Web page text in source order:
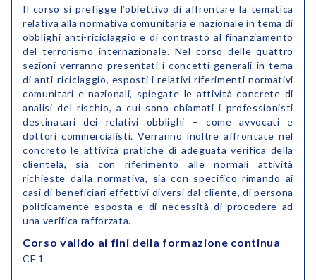
Il corso si prefigge l’obiettivo di affrontare la tematica
relativa alla normativa comunitaria e nazionale in tema di
obblighi anti-riciclaggio e di contrasto al finanziamento
del terrorismo internazionale. Nel corso delle quattro
sezioni verranno presentati i concetti generali in tema
di anti-riciclaggio, esposti i relativi riferimenti normativi
comunitari e nazionali, spiegate le attività concrete di
analisi del rischio, a cui sono chiamati i professionisti
destinatari dei relativi obblighi – come avvocati e
dottori commercialisti. Verranno inoltre affrontate nel
concreto le attività pratiche di adeguata verifica della
clientela, sia con riferimento alle normali attività
richieste dalla normativa, sia con specifico rimando ai
casi di beneficiari effettivi diversi dal cliente, di persona
politicamente esposta e di necessità di procedere ad
una verifica rafforzata.
Corso valido ai fini della formazione continua
CF 1